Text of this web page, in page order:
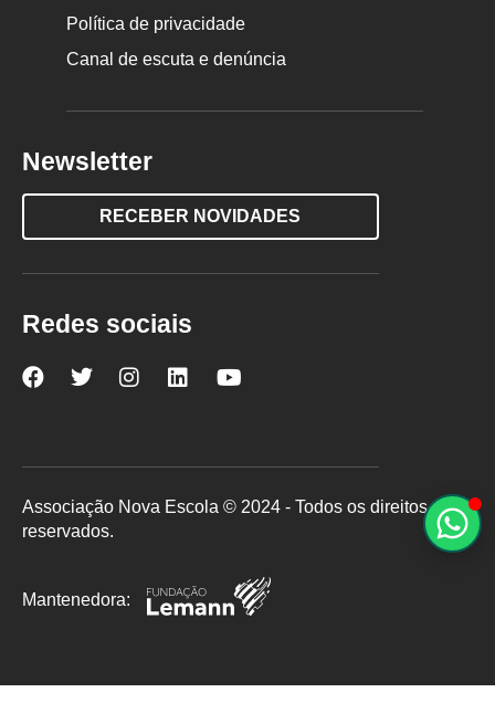
Política de privacidade
Canal de escuta e denúncia
Newsletter
RECEBER NOVIDADES
Redes sociais
Nova
Facebook
Nova
Twitter
Nova
Instagram
Nova
LinkedInYouTube
Associação Nova Escola © 2024 - Todos os direitos
reservados.
Mantenedora: